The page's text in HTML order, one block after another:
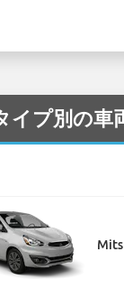
プ別の車